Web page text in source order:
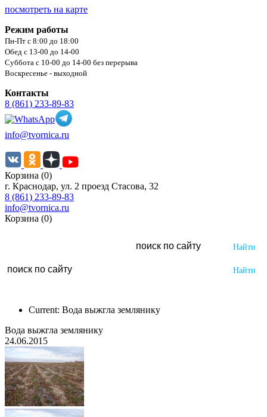
посмотреть на карте
Режим работы
Пн-Пт с 8:00 до 18:00
Обед с 13-00 до 14-00
Суббота с 10-00 до 14-00 без перерыва
Воскресенье - выходной
Контакты
8 (861) 233-89-83
info@tvornica.ru
Корзина (0)
г. Краснодар, ул. 2 проезд Стасова, 32
8 (861) 233-89-83
info@tvornica.ru
Корзина (0)
Current: Вода выжгла землянику
Вода выжгла землянику
24.06.2015